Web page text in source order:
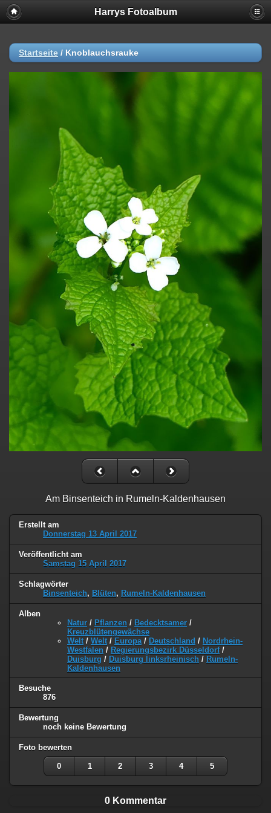
Harrys Fotoalbum
Startseite / Knoblauchsrauke
Am Binsenteich in Rumeln-Kaldenhausen
Erstellt am
Donnerstag 13 April 2017
Veröffentlicht am
Samstag 15 April 2017
Schlagwörter
Binsenteich, Blüten, Rumeln-Kaldenhausen
Alben
Natur / Pflanzen / Bedecktsamer /
Kreuzblütengewächse
Welt / Welt / Europa / Deutschland / Nordrhein-
Westfalen / Regierungsbezirk Düsseldorf/
Duisburg / Duisburg linksrheinisch / Rumeln-
Kaldenhausen
Besuche
876
Bewertung
noch keine Bewertung
Foto bewerten
0 1 2 3 4 5
0 Kommentar